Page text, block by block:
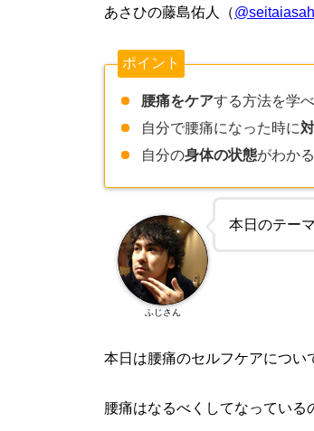
あさひの藤島佑人（
ポイント
腰痛をケアする方法を学
自分で腰痛になった時に
自分の身体の状態がわかる
本日のテー
ふじさん
本日は腰痛のセルフケアについ
腰痛はなるべくしてなってい